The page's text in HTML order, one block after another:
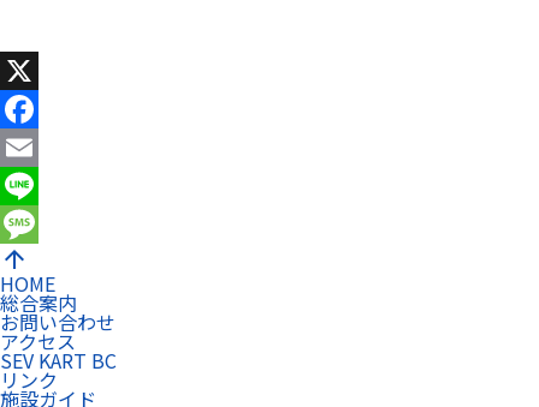
X
Facebook
Email
Line
Message
arrow_upward
HOME
総合案内
お問い合わせ
アクセス
SEV KART BC
リンク
施設ガイド